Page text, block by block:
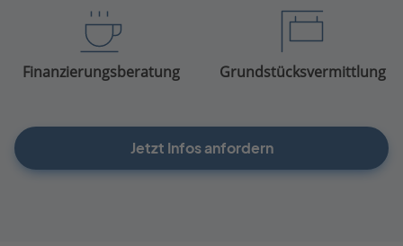
Finanzierungsberatung Grundstücksvermittlung
Jetzt Infos anfordern